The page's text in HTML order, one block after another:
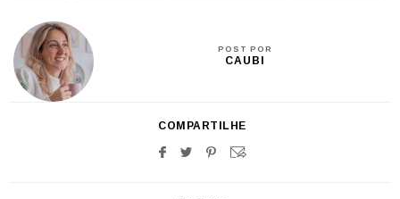
POST POR
CAUBI
COMPARTILHE